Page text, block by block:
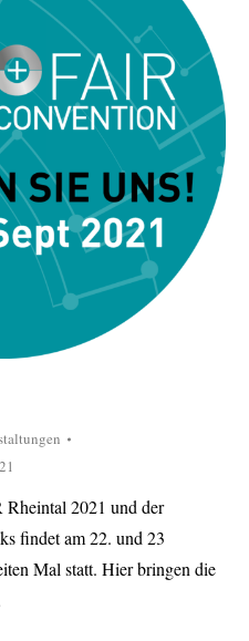
2021 und der
findet am 22. und 23
Mal statt. Hier bringen die